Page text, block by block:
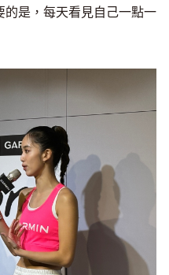
是，每天看見自己一點一